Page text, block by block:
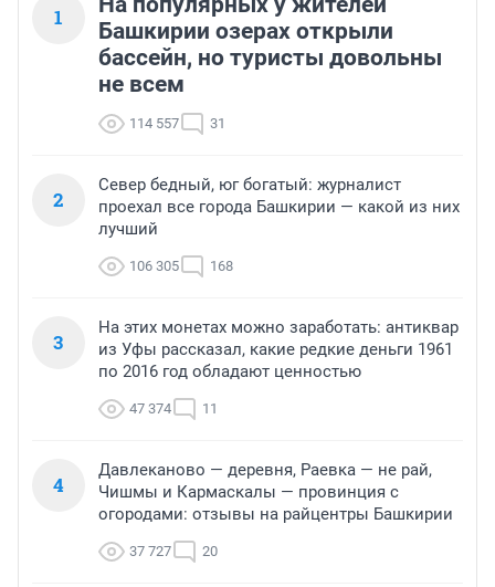
1
Башкирии озерах открыли
бассейн, но туристы довольны
не всем
114 557 31
2
Север бедный, юг богатый: журналист
проехал все города Башкирии — какой из них
лучший
106 305 168
3
На этих монетах можно заработать: антиквар
из Уфы рассказал, какие редкие деньги 1961
по 2016 год обладают ценностью
47 374 11
4
Давлеканово — деревня, Раевка — не рай,
Чишмы и Кармаскалы — провинция с
огородами: отзывы на райцентры Башкирии
37 727 20